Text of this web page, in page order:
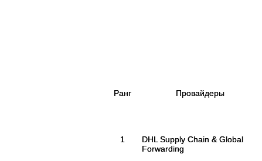
Ранг Провайдеры
1
DHL Supply Chain & Global
Forwarding